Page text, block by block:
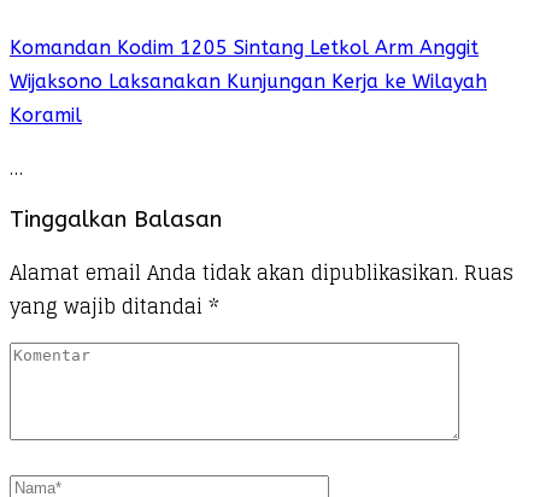
Komandan Kodim 1205 Sintang Letkol Arm Anggit
Wijaksono Laksanakan Kunjungan Kerja ke Wilayah
Koramil
…
Tinggalkan Balasan
Alamat email Anda tidak akan dipublikasikan. Ruas
yang wajib ditandai *